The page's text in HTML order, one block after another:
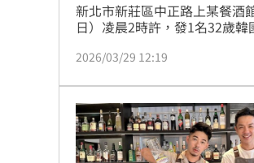
新北市新莊區中正路上某餐酒
日）凌晨2時許，發1名32歲
元後，卻假裝聽不懂店家所說
出示證件被帶回警局，經了解
有錢，但店家後續不願提告，
無誤後讓其自行離去。
2026/03/29 12:19